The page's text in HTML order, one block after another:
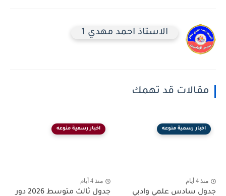
الاستاذ احمد مهدي 1
مقالات قد تهمك
اخبار رسمية منوعه
منذ 4 أيام
جدول سادس علمي وادبي
اخبار رسمية منوعه
منذ 4 أيام
جدول ثالث متوسط 2026 دور